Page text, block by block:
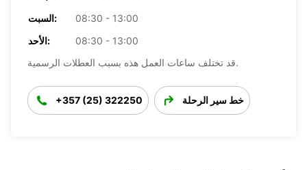
السبت:
08:30 - 13:00
الأحد:
08:30 - 13:00
قد تختلف ساعات العمل هذه بسبب العطلات الرسمية.
+357 (25) 322250 خط سير الرحلة